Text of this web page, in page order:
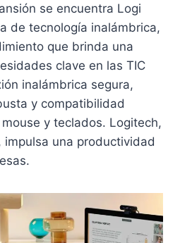
se encuentra Logi
de tecnología inalámbrica,
que brinda una
clave en las TIC
inalámbrica segura,
y compatibilidad
y teclados. Logitech,
una productividad